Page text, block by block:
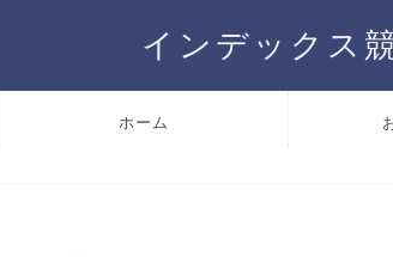
インデックス
ホーム